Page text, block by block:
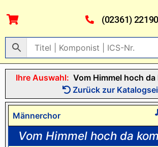
(02361) 22190
Ihre Auswahl: Vom Himmel hoch
Zurück zur
Männerchor
Vom Himmel hoch da